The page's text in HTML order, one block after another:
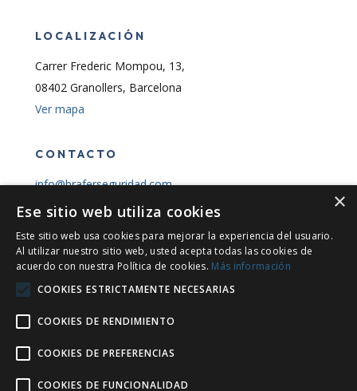
LOCALIZACIÓN
Carrer Frederic Mompou, 13,
08402 Granollers, Barcelona
Ver mapa
CONTACTO
info@braferseguridad.com
Oficina: 932 115 292
POLÍTICA DE CALIDAD
INFORMACIÓN LEGAL
×
Ese sitio web utiliza cookies
Este sitio web usa cookies para mejorar la experiencia del usuario.
Al utilizar nuestro sitio web, usted acepta todas las cookies de
acuerdo con nuestra Política de cookies. Más información
COOKIES ESTRICTAMENTE NECESARIAS
COOKIES DE RENDIMIENTO
COOKIES DE PREFERENCIAS
COOKIES DE FUNCIONALIDAD